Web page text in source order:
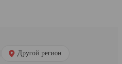
Другой регион